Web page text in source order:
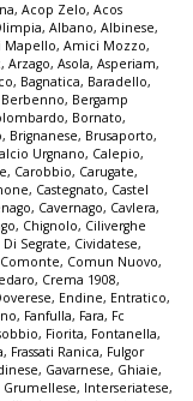
, Acop Zelo, Acos
, Albano, Albinese,
Mapello, Amici Mozzo,
, Arzago, Asola, Asperiam,
, Bagnatica, Baradello,
Berbenno, Bergamp
, Bornato,
, Brignanese, Brusaporto,
Urgnano, Calepio,
, Carobbio, Carugate,
, Castegnato, Castel
, Cavernago, Cavlera,
, Chignolo, Ciliverghe
Di Segrate, Cividatese,
Comonte, Comun Nuovo,
, Crema 1908,
, Endine, Entratico,
, Fanfulla, Fara, Fc
, Fiorita, Fontanella,
, Frassati Ranica, Fulgor
, Gavarnese, Ghiaie,
Grumellese, Interseriatese,